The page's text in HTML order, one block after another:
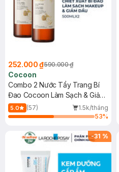
252.000 ₫590.000 ₫
Cocoon
Combo 2 Nước Tẩy Trang Bí
Đao Cocoon Làm Sạch & Giảm
Dầu 500ml
5.0 (57)
1.5k/tháng
53%
-31 %